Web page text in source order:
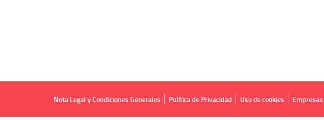
Nota Legal y Condiciones Generales Política de Privacidad Uso de cookies Empresas